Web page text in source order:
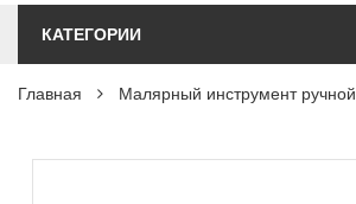
КАТЕГОРИИ
Главная Малярный инструмент ручной